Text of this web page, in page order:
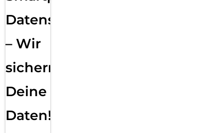
Datensicherung
– Wir
sichern
Deine
Daten!